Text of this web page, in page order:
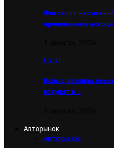
Фиксация
предложение
ПДД
Новые правила
вступят в…
Авторынок
Авторынок